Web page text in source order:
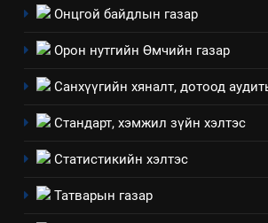
Онцгой байдлын газар
Орон нутгийн Өмчийн газар
Санхүүгийн хяналт, дотоод
Стандарт, хэмжил зүйн хэлтэс
Статистикийн хэлтэс
Татварын газар
эрүүл мэнд,
нөлөөллийн
Нээлттэй
долоо хоног-
2
ШИЙДНЭ”